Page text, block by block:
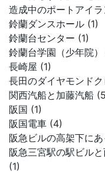
造成中のポートアイラ
鈴蘭ダンスホール (1)
鈴蘭台センター (1)
鈴蘭台学園（少年院）
長崎屋 (1)
長田のダイヤモンド
関西汽船と加藤汽船
阪国 (1)
阪国電車 (4)
阪急ビルの高架下に
阪急三宮駅の駅ビル
(1)